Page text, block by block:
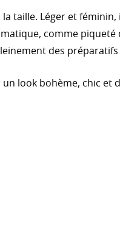
taille. Léger et
comme piqueté
des
look bohème, chic et